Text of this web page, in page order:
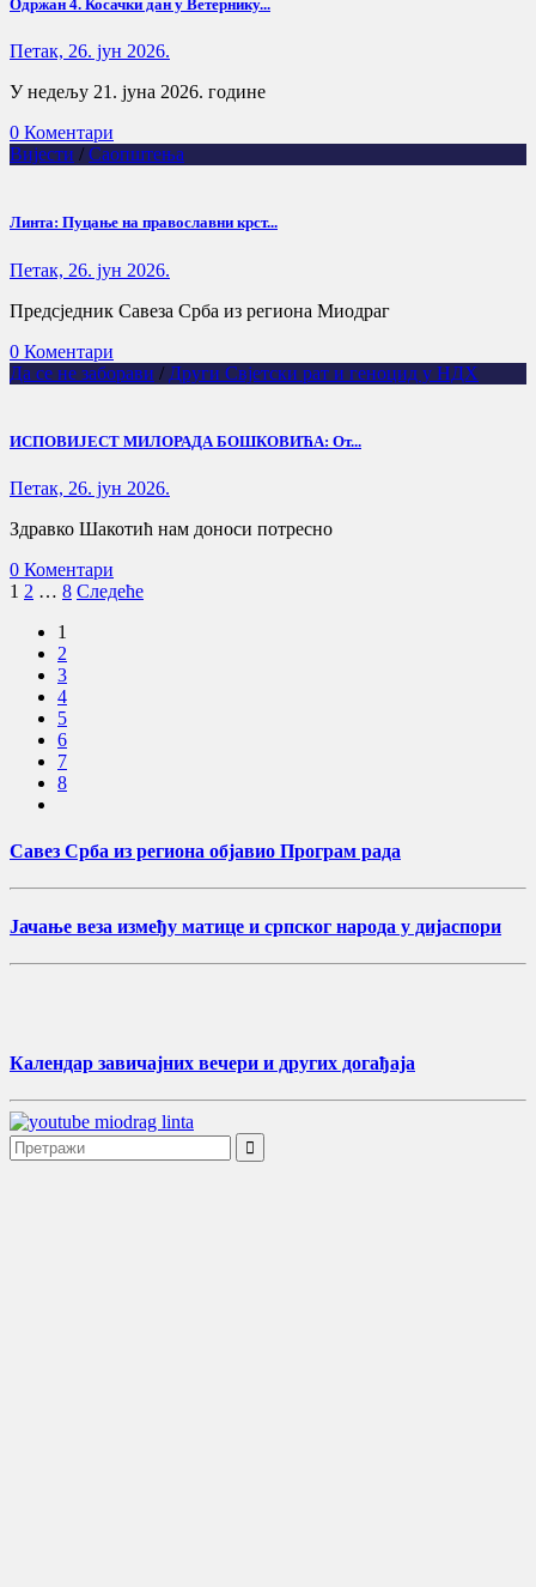
Одржан 4. Косачки дан у Ветернику...
Петак, 26. јун 2026.
У недељу 21. јуна 2026. године
0 Коментари
Вијести / Саопштења
Линта: Пуцање на православни крст...
Петак, 26. јун 2026.
Предсједник Савеза Срба из региона Миодраг
0 Коментари
Да се не заборави / Други Свјетски рат и геноцид у НДХ
ИСПОВИЈЕСТ МИЛОРАДА БОШКОВИЋА: От...
Петак, 26. јун 2026.
Здравко Шакотић нам доноси потресно
0 Коментари
Пагинација
чланака
1 2 … 8 Следеће
1
2
3
4
5
6
7
8
Савез Срба из региона објавио Програм рада
Јачање веза између матице и српског народа у дијаспори
Календар завичајних вечери и других догађаја